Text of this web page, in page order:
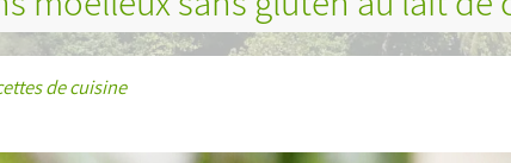
et plus
de taille, etc...
de cuisine